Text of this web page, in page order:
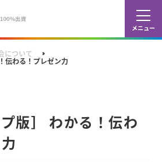
カ
シ
について
伝わる！プレゼン力
プ版］ わかる！伝わ